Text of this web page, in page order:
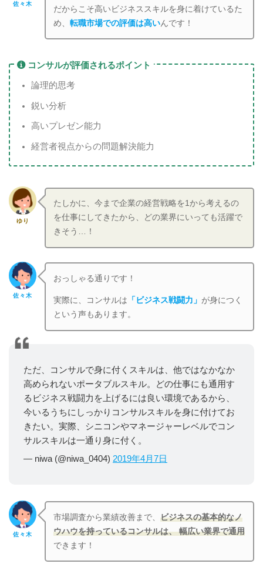
佐々木
だからこそ高いビジネススキルを身に着けているた
め、転職市場での評価は高いんです！
コンサルが評価されるポイント
論理的思考
鋭い分析
高いプレゼン能力
経営者視点からの問題解決能力
ゆり
たしかに、今まで企業の経営戦略を1から考えるの
を仕事にしてきたから、どの業界にいっても活躍で
きそう…！
佐々木
おっしゃる通りです！
実際に、コンサルは 「ビジネス戦闘力」 が身につく
という声もあります。
ただ、コンサルで身に付くスキルは、他ではなかなか
高められないポータブルスキル。どの仕事にも通用す
るビジネス戦闘力を上げるには良い環境であるから、
今いるうちにしっかりコンサルスキルを身に付けてお
きたい。実際、シニコンやマネージャーレベルでコン
サルスキルは一通り身に付く。
— niwa (@niwa_0404) 2019年4月7日
佐々木
市場調査から業績改善まで、ビジネスの基本的なノ
ウハウを持っているコンサルは、 幅広い業界で通用
できます！